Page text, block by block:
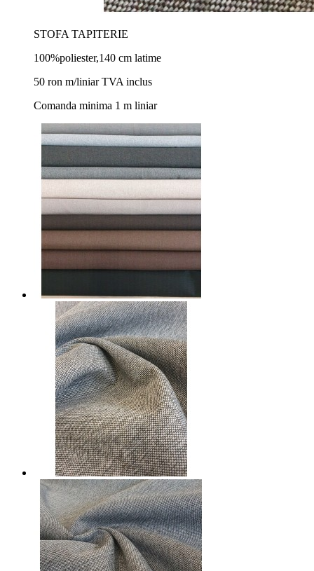
STOFA TAPITERIE
100%poliester,140 cm latime
50 ron m/liniar TVA inclus
Comanda minima 1 m liniar